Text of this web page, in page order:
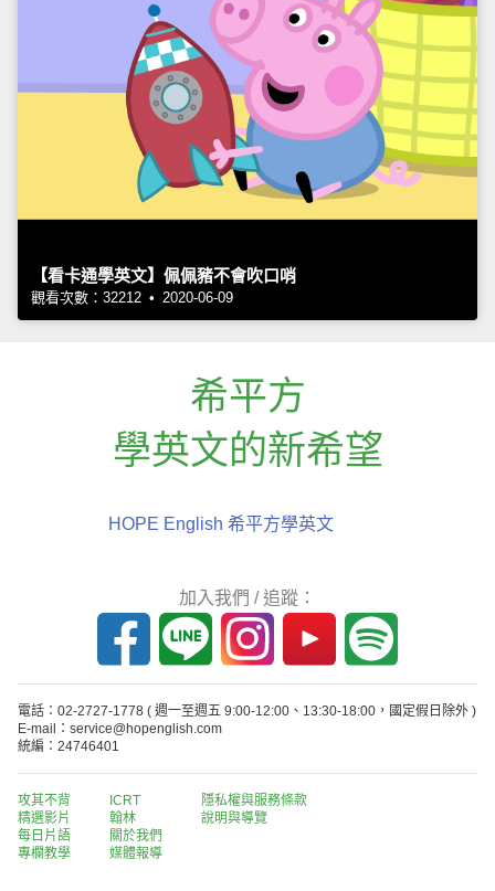
【看卡通學英文】佩佩豬不會吹口哨
觀看次數：32212 • 2020-06-09
希平方
學英文的新希望
HOPE English 希平方學英文
加入我們 / 追蹤：
電話：02-2727-1778 ( 週一至週五 9:00-12:00、13:30-18:00，國定假日除外 )
E-mail：service@hopenglish.com
統編：24746401
攻其不背
精選影片
每日片語
專欄教學
ICRT
翰林
關於我們
媒體報導
隱私權與服務條款
說明與導覽